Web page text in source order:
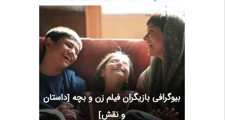
بیوگرافی بازیگران فیلم زن و بچه [داستان
و نقش]